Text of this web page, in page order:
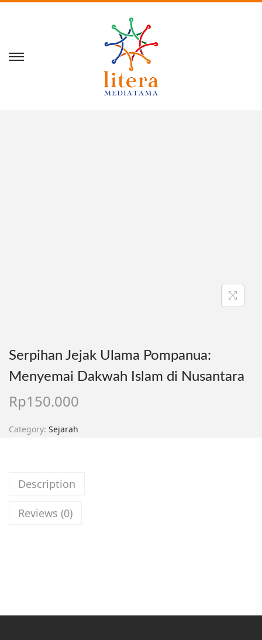
Serpihan Jejak Ulama Pompanua:
Menyemai Dakwah Islam di Nusantara
Rp150.000
Category: Sejarah
Description
Reviews (0)